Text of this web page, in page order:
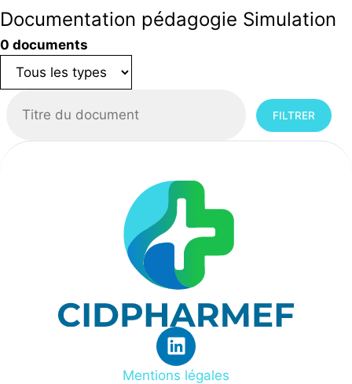
Documentation pédagogie Simulation
0 documents
Mentions légales